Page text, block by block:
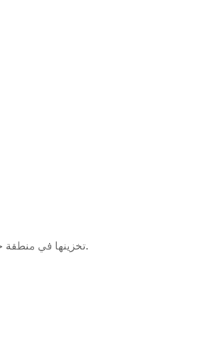
تخزينها في منطقة جيدة التهوية. الابتعاد عن النيران وأشعة الشمس المباشرة. أغلق الغطاء بإحكام بعد الاستخدام مباشرة.